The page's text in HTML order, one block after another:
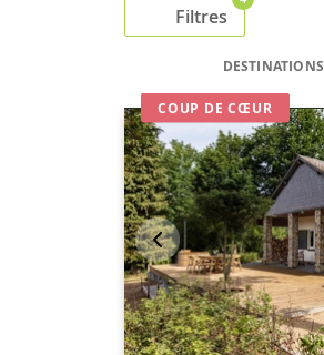
Filtres
DESTINATIONS